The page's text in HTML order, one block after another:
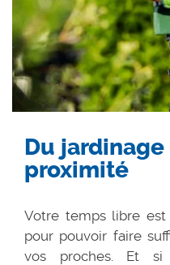
Du
proximité
Votre temps libre est
pour pouvoir faire
vos proches. Et